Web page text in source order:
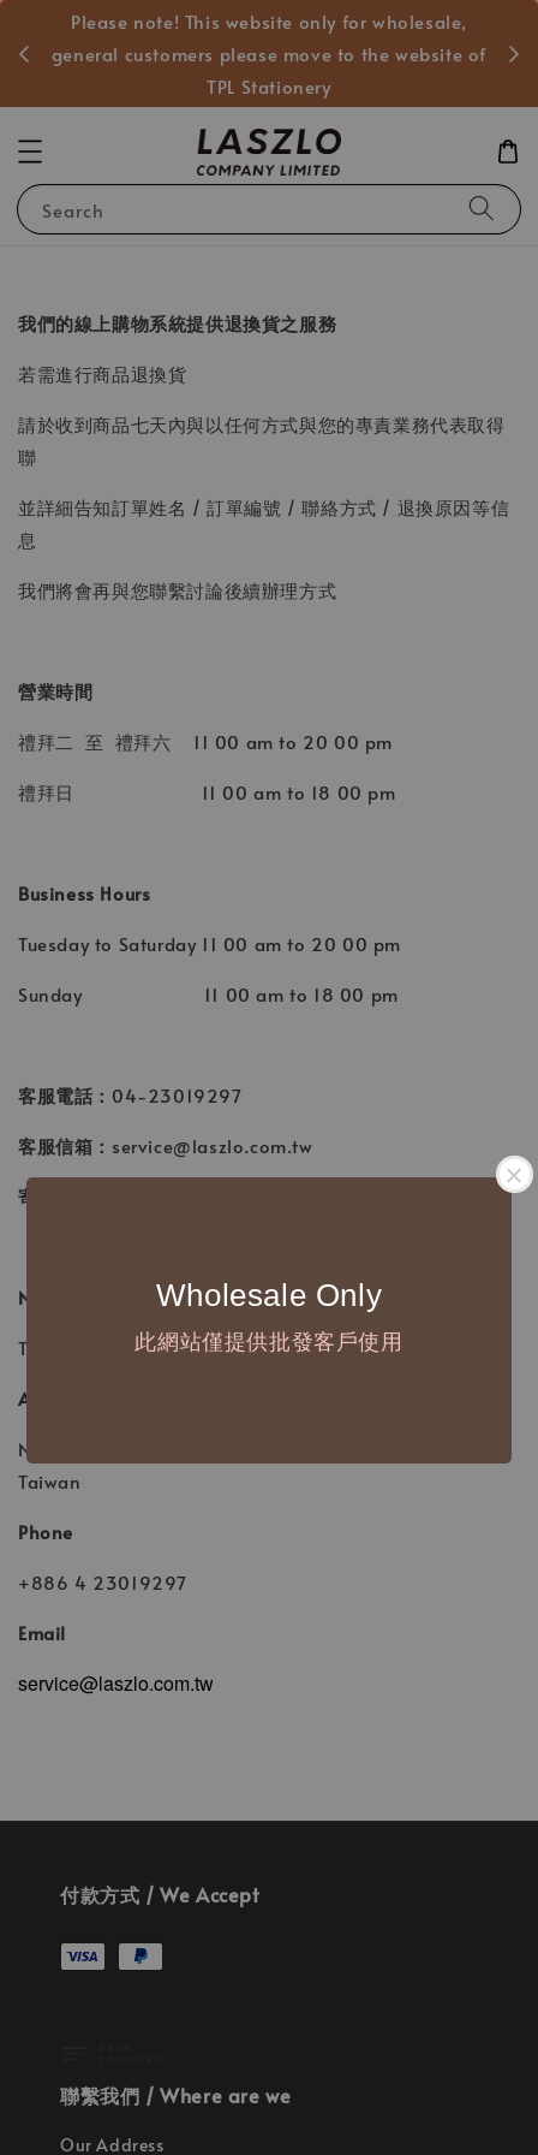
Please note! This website only for wholesale,
general customers please move to the website of
TPL Stationery
Wholesale Only
此網站僅提供批發客戶使用
Search
我們的線上購物系統提供退換貨之服務
若需進行商品退換貨
請於收到商品七天內與以任何方式與您的專責業務代表取得
聯
並詳細告知訂單姓名 / 訂單編號 / 聯絡方式 / 退換原因等信
息
我們將會再與您聯繫討論後續辦理方式
營業時間
禮拜二 至 禮拜六 11 00 am to 20 00 pm
禮拜日 11 00 am to 18 00 pm
Business Hours
Tuesday to Saturday 11 00 am to 20 00 pm
Sunday 11 00 am to 18 00 pm
客服電話： 04-23019297
客服信箱： service@laszlo.com.tw
寄回地址：
Name
Tea Pen Lane Stationery Life (TPL Stationery Life)
Address
No.89, Shengping St., West Dist., Taichung City 403,
Taiwan
Phone
+886 4 23019297
Email
service@laszlo.com.tw
付款方式 / We Accept
聯繫我們 / Where are we
Our Address